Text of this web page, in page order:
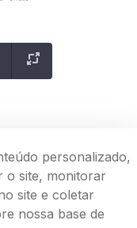
personalizado,
o site, monitorar
site e coletar
nossa base de